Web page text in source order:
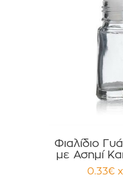
Φιαλίδιο
με Ασημί
0.33€